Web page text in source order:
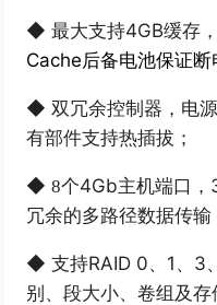
◆最大支持4GB缓存
Cache后备电池保证断
◆双冗余控制器，电
有部件支持热插拔；
◆8个4Gb主机端口，
冗余的多路径数据传输
◆支持RAID 0、 1 、 3、
别、段大小、卷组及